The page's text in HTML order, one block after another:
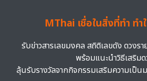
MThai เชื่อในสิ่งที่ทำ ทำ
รับข่าวสารเลขมงคล สถิติเลขดัง ดวงร
พร้อมแนะนำวิธีเสริม
ลุ้นรับรางวัลจากกิจกรรมเสริมความเป็น